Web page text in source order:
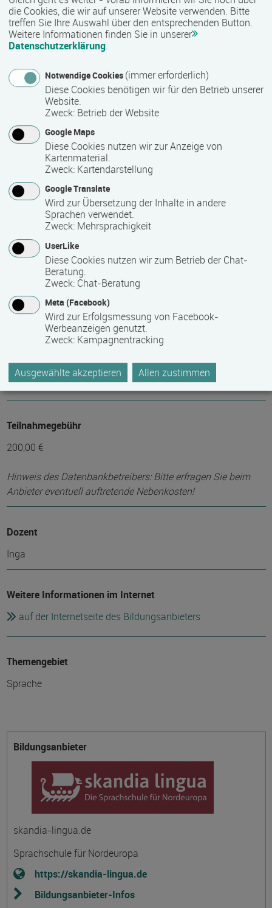
10 Woche(n)
Termin
13.07.2026 - 14.09.2026
Anmeldeende
10.07.2026
Bemerkungen zum Termin
Montags 19.30 - 21.00 Uhr (10 Sitzungen)
laufender Einstieg möglich
Ja
Mindest­teilnehmer­anzahl
Maximale Teilnehmerzahl
6
Teilnahmegebühr
200,00 €
Hinweis des Datenbankbetreibers: Bitte erfragen Sie beim
Anbieter eventuell auftretende Nebenkosten!
Dozent
Inga
Weitere Informationen im Internet
auf der Internetseite des Bildungsanbieters
Themengebiet
Sprache
Bildungsanbieter
skandia-lingua.de
Sprachschule für Nordeuropa
https://skandia-lingua.de
Bildungsanbieter-Infos
die Cookies, die wir auf unserer Website verwenden. Bitte
treffen Sie Ihre Auswahl über den entsprechenden Button.
Weitere Informationen finden Sie in unserer
Datenschutzerklärung.
Notwendige Cookies (immer erforderlich)
Diese Cookies benötigen wir für den Betrieb unserer
Website.
Zweck: Betrieb der Website
Google Maps
Diese Cookies nutzen wir zur Anzeige von
Kartenmaterial.
Zweck: Kartendarstellung
Google Translate
Wird zur Übersetzung der Inhalte in andere
Sprachen verwendet.
Zweck: Mehrsprachigkeit
UserLike
Diese Cookies nutzen wir zum Betrieb der Chat-
Beratung.
Zweck: Chat-Beratung
Meta (Facebook)
Wird zur Erfolgsmessung von Facebook-
Werbeanzeigen genutzt.
Zweck: Kampagnentracking
Ausgewählte akzeptieren Allen zustimmen